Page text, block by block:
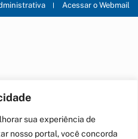
sua experiência de
nosso portal, você concorda
Acessar o Webmail